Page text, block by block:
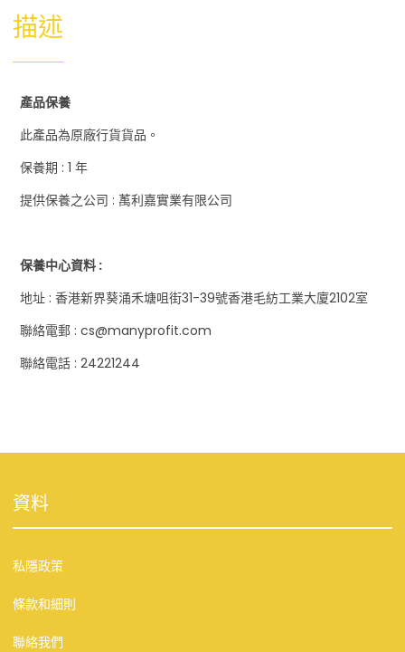
描述
產品保養
此產品為原廠行貨貨品。
保養期 : 1 年
提供保養之公司 : 萭利嘉實業有限公司
保養中心資料 :
地址 : 香港新界葵涌禾塘咀街31-39號香港毛紡工業大廈2102室
聯絡電郵 : cs@manyprofit.com
聯絡電話 : 24221244
資料
私隱政策
條款和細則
聯絡我們